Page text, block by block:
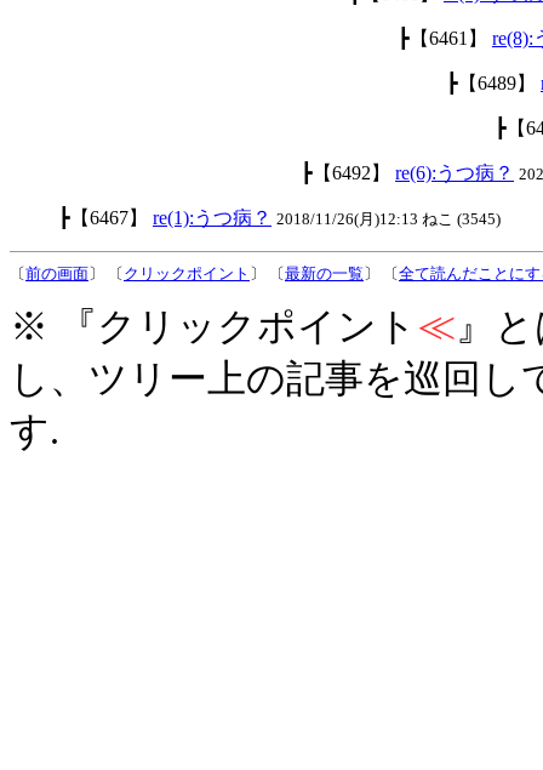
┣【6461】 re(8):
┣【6489】
┣【
┣【6492】 re(6):うつ病？
┣【6467】 re(1):うつ病？ 2018/11/26(月)12:13 ねこ (3545)
〔前の画面〕 〔 クリックポイント 〕 〔最新の一覧 〕 〔全て読んだことに
※ 『クリックポイント ≪』
し、ツリー上の記事を巡回
す.